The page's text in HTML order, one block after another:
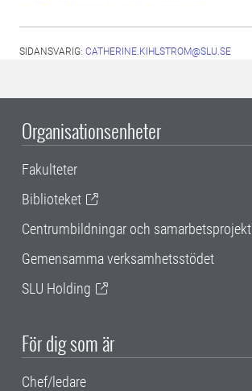
SIDANSVARIG: CATHERINE.KIHLSTROM@SLU.SE
Organisationsenheter
Fakulteter
Biblioteket
Centrumbildningar och samarbetsprojekt
Gemensamma verksamhetsstödet
SLU Holding
För dig som är
Chef/ledare